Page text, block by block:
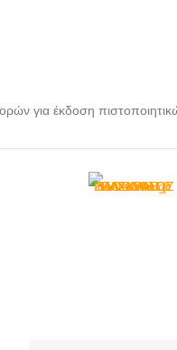
για έκδοση